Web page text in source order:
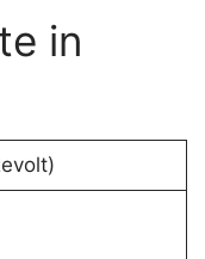
in